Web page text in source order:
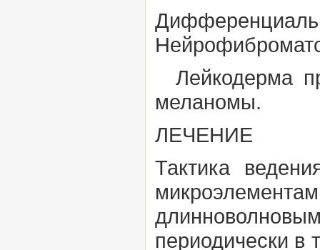
Лейкодерма
меланомы.
ЛЕЧЕНИЕ
Тактика
периодически